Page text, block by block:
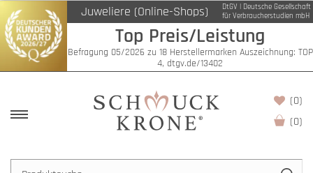
Juweliere (Online-Shops)
DtGV | Deutsche Gesellschaft
für Verbraucherstudien mbH
Top Preis/Leistung
Befragung 05/2026 zu 18 Herstellermarken Auszeichnung: TOP
4, dtgv.de/13402
(0)
(0)